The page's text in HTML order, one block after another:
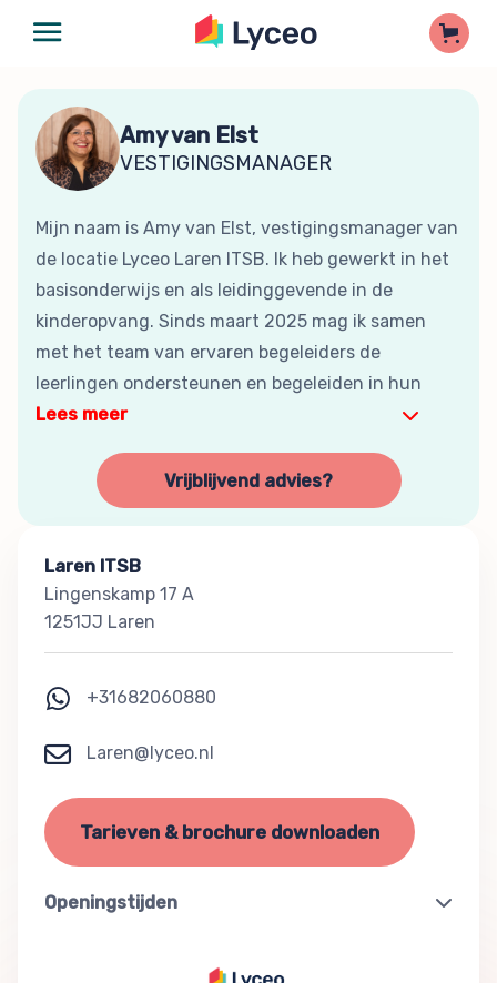
Amy van Elst
VESTIGINGSMANAGER
Mijn naam is Amy van Elst, vestigingsmanager van
de locatie Lyceo Laren ITSB. Ik heb gewerkt in het
basisonderwijs en als leidinggevende in de
kinderopvang. Sinds maart 2025 mag ik samen
met het team van ervaren begeleiders de
leerlingen ondersteunen en begeleiden in hun
Lees meer
Vrijblijvend advies?
Laren ITSB
Lingenskamp 17 A
1251JJ Laren
+31682060880
Laren@lyceo.nl
Tarieven & brochure downloaden
Openingstijden